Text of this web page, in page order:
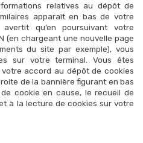
relatives au dépôt de
apparaît en bas de votre
qu’en poursuivant votre
(en chargeant une nouvelle page
du site par exemple), vous
sur votre terminal. Vous êtes
accord au dépôt de cookies
de la bannière figurant en bas
cookie en cause, le recueil de
à la lecture de cookies sur votre